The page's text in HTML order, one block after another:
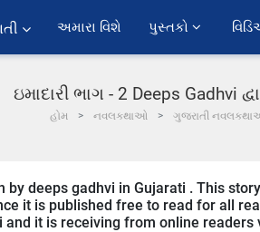
અમારા વિશે પુસ્તકો
ઇમાદારી ભાગ - 2 Deeps Gadhvi
હોમ નવલકથાઓ ગુજરાતી
deeps gadhvi in Gujarati . This
it is published free to read for all
it is receiving from online